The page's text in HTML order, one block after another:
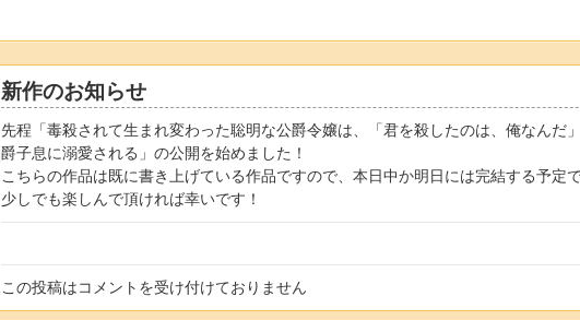
新作のお知らせ
先程「毒殺されて生まれ変わった聡明な公爵令嬢は、「君を殺したのは、俺なんだ
爵子息に溺愛される」の公開を始めました！
こちらの作品は既に書き上げている作品ですので、本日中か明日には完結する予定で
少しでも楽しんで頂ければ幸いです！
この投稿はコメントを受け付けておりません